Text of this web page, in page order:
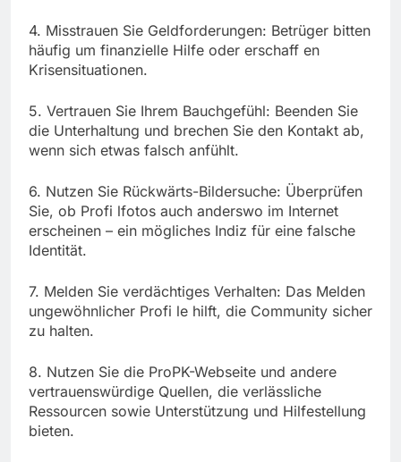
4. Misstrauen Sie Geldforderungen: Betrüger bitten
häufig um finanzielle Hilfe oder erschaff en
Krisensituationen.
5. Vertrauen Sie Ihrem Bauchgefühl: Beenden Sie
die Unterhaltung und brechen Sie den Kontakt ab,
wenn sich etwas falsch anfühlt.
6. Nutzen Sie Rückwärts-Bildersuche: Überprüfen
Sie, ob Profi lfotos auch anderswo im Internet
erscheinen – ein mögliches Indiz für eine falsche
Identität.
7. Melden Sie verdächtiges Verhalten: Das Melden
ungewöhnlicher Profi le hilft, die Community sicher
zu halten.
8. Nutzen Sie die ProPK-Webseite und andere
vertrauenswürdige Quellen, die verlässliche
Ressourcen sowie Unterstützung und Hilfestellung
bieten.